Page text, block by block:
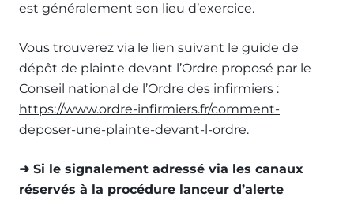
est généralement son lieu d’exercice.
Vous trouverez via le lien suivant le guide de
dépôt de plainte devant l’Ordre proposé par le
Conseil national de l’Ordre des infirmiers :
https://www.ordre-infirmiers.fr/comment-
deposer-une-plainte-devant-l-ordre.
➜ Si le signalement adressé via les canaux
réservés à la procédure lanceur d’alerte